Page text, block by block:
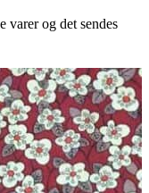
varer og det sendes